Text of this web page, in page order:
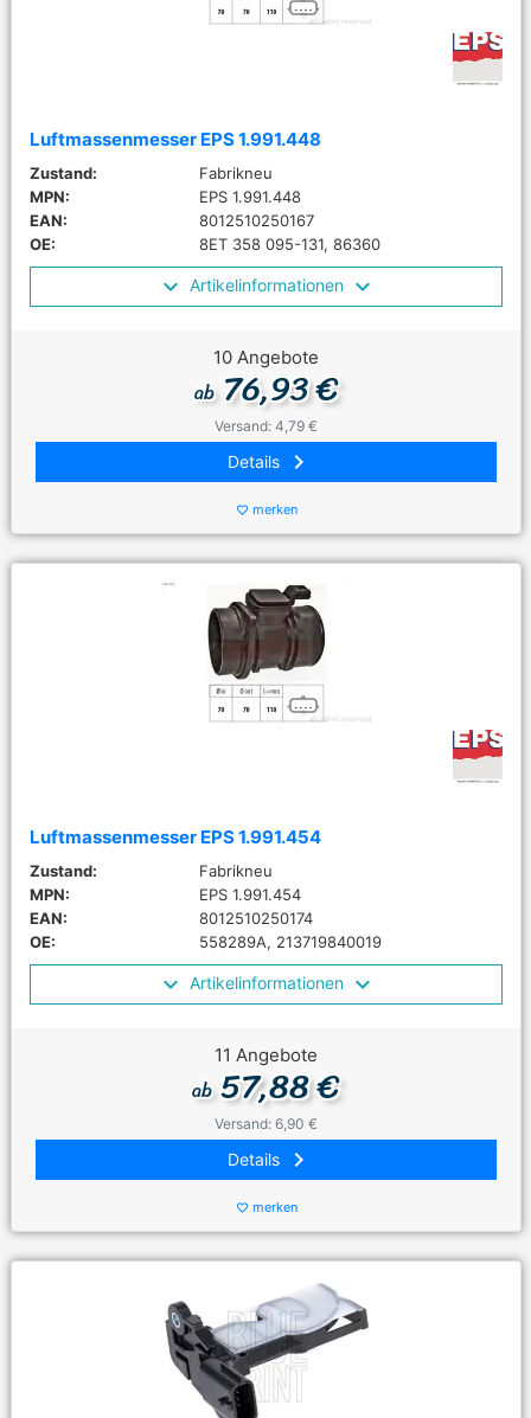
Luftmassenmesser EPS 1.991.448
Zustand:
Fabrikneu
MPN:
EPS 1.991.448
EAN:
8012510250167
OE:
8ET 358 095-131, 86360
Artikelinformationen
10 Angebote
ab76,93 €
Versand: 4,79 €
Details keyboard_arrow_right
favorite_border merken
Luftmassenmesser EPS 1.991.454
Zustand:
Fabrikneu
MPN:
EPS 1.991.454
EAN:
8012510250174
OE:
558289A, 213719840019
Artikelinformationen
11 Angebote
ab57,88 €
Versand: 6,90 €
Details keyboard_arrow_right
favorite_border merken